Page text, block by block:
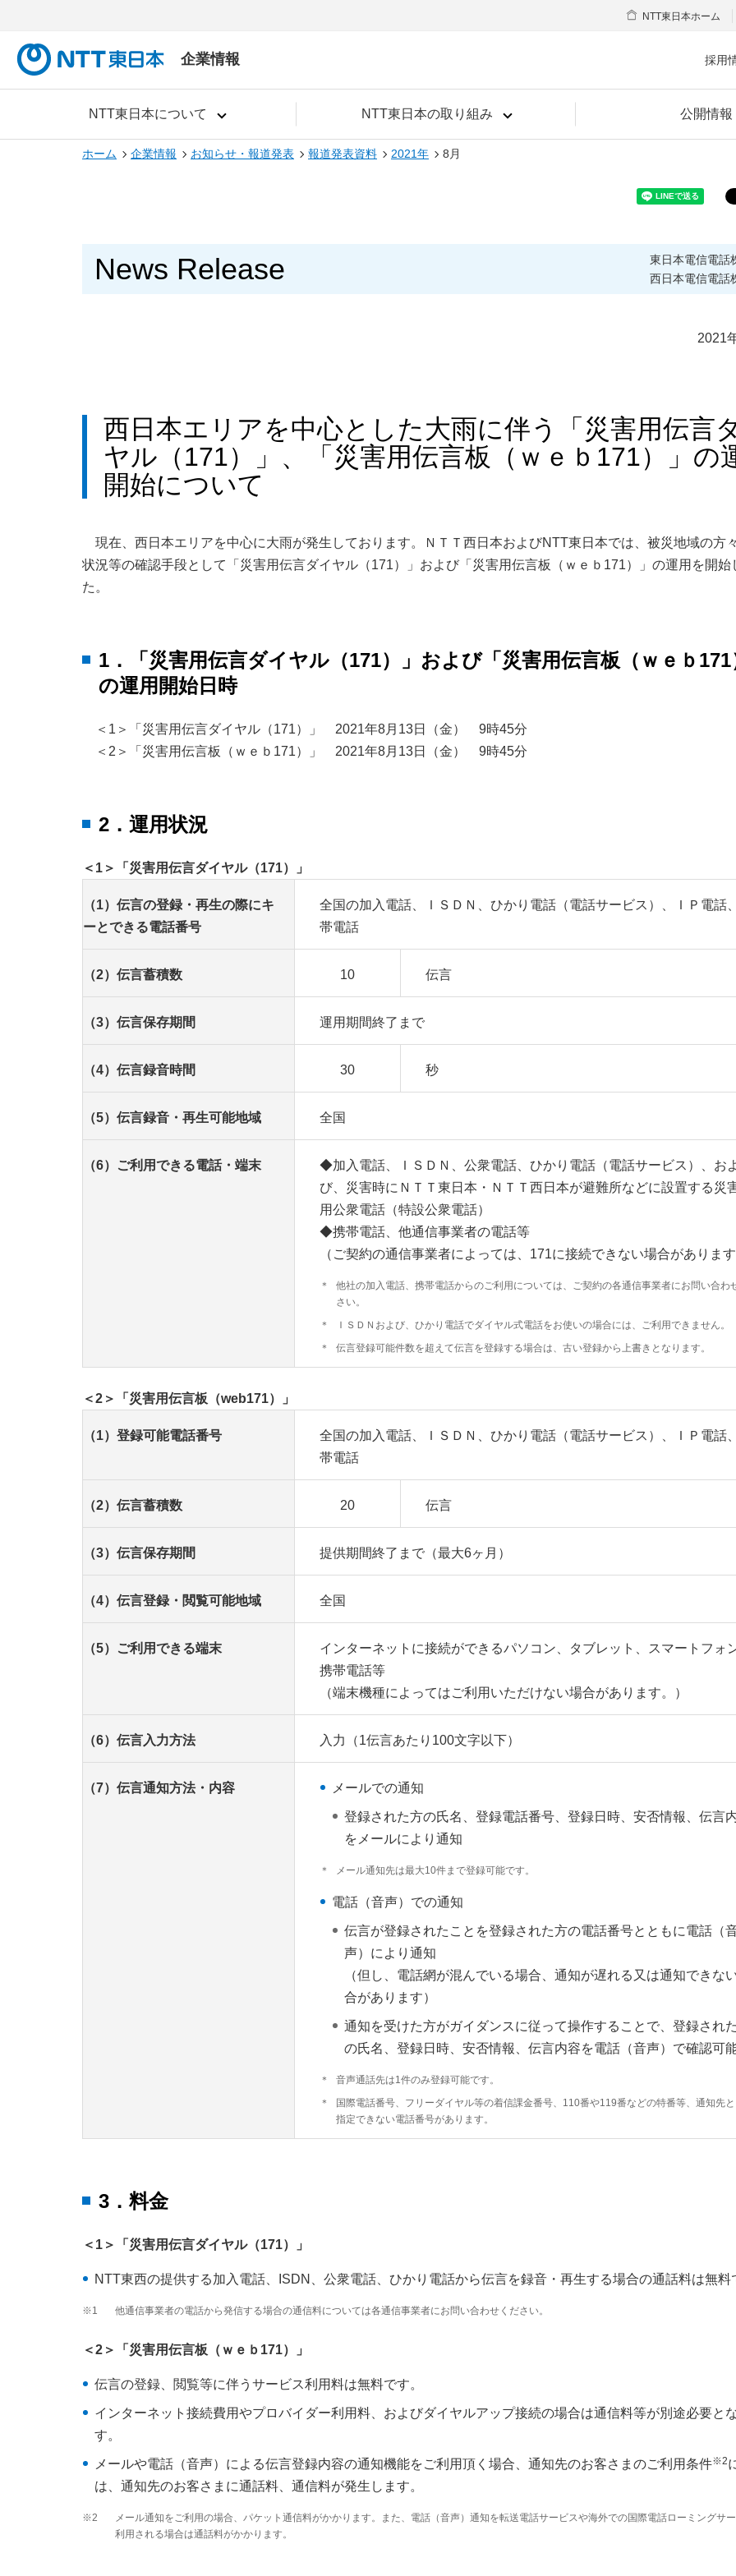
企業情報
NTT東日本について NTT東日本の取り組み 公開情報
NTT東日本ホーム
採用
ホーム 企業情報 お知らせ・報道発表 報道発表資料 2021年 8月
News Release
東日本電信電話
西日本電信電話
2021
西日本エリアを中心とした大雨に伴う「災害用伝言
ヤル（171）」、「災害用伝言板（ｗｅｂ171）」の
開始について
現在、西日本エリアを中心に大雨が発生しております。ＮＴＴ西日本およびNTT東日本では、被災地域の方
状況等の確認手段として「災害用伝言ダイヤル（171）」および「災害用伝言板（ｗｅｂ171）」の運用を開始
た。
1．「災害用伝言ダイヤル（171）」および「災害用伝言板（ｗｅｂ171
の運用開始日時
＜1＞「災害用伝言ダイヤル（171）」 2021年8月13日（金） 9時45分
＜2＞「災害用伝言板（ｗｅｂ171）」 2021年8月13日（金） 9時45分
2．運用状況
＜1＞「災害用伝言ダイヤル（171）」
（1）伝言の登録・再生の際にキ
ーとできる電話番号
全国の加入電話、ＩＳＤＮ、ひかり電話（電話サービス）、ＩＰ電話
帯電話
（2）伝言蓄積数 10 伝言
（3）伝言保存期間 運用期間終了まで
（4）伝言録音時間 30 秒
（5）伝言録音・再生可能地域 全国
（6）ご利用できる電話・端末
◆加入電話、ＩＳＤＮ、公衆電話、ひかり電話（電話サービス）、お
び、災害時にＮＴＴ東日本・ＮＴＴ西日本が避難所などに設置する災
用公衆電話（特設公衆電話）
◆携帯電話、他通信事業者の電話等
（ご契約の通信事業者によっては、171に接続できない場合があります
＊
他社の加入電話、携帯電話からのご利用については、ご契約の各通信事業者にお問い合わ
さい。
＊
ＩＳＤＮおよび、ひかり電話でダイヤル式電話をお使いの場合には、ご利用できません。
＊
伝言登録可能件数を超えて伝言を登録する場合は、古い登録から上書きとなります。
＜2＞「災害用伝言板（web171）」
（1）登録可能電話番号
全国の加入電話、ＩＳＤＮ、ひかり電話（電話サービス）、ＩＰ電話
帯電話
（2）伝言蓄積数 20 伝言
（3）伝言保存期間 提供期間終了まで（最大6ヶ月）
（4）伝言登録・閲覧可能地域 全国
（5）ご利用できる端末
インターネットに接続ができるパソコン、タブレット、スマートフォン
携帯電話等
（端末機種によってはご利用いただけない場合があります。）
（6）伝言入力方法 入力（1伝言あたり100文字以下）
（7）伝言通知方法・内容 メールでの通知
登録された方の氏名、登録電話番号、登録日時、安否情報、伝言
をメールにより通知
＊ メール通知先は最大10件まで登録可能です。
電話（音声）での通知
伝言が登録されたことを登録された方の電話番号とともに電話（
声）により通知
（但し、電話網が混んでいる場合、通知が遅れる又は通知できな
合があります）
通知を受けた方がガイダンスに従って操作することで、登録され
の氏名、登録日時、安否情報、伝言内容を電話（音声）で確認可
＊
音声通話先は1件のみ登録可能です。
＊
国際電話番号、フリーダイヤル等の着信課金番号、110番や119番などの特番等、通知先
指定できない電話番号があります。
3．料金
＜1＞「災害用伝言ダイヤル（171）」
NTT東西の提供する加入電話、ISDN、公衆電話、ひかり電話から伝言を録音・再生する場合の通話料は無料
※1 他通信事業者の電話から発信する場合の通信料については各通信事業者にお問い合わせください。
＜2＞「災害用伝言板（ｗｅｂ171）」
伝言の登録、閲覧等に伴うサービス利用料は無料です。
インターネット接続費用やプロバイダー利用料、およびダイヤルアップ接続の場合は通信料等が別途必要と
す。
メールや電話（音声）による伝言登録内容の通知機能をご利用頂く場合、通知先のお客さまのご利用条件※2
は、通知先のお客さまに通話料、通信料が発生します。
※2
メール通知をご利用の場合、パケット通信料がかかります。また、電話（音声）通知を転送電話サービスや海外での国際電話ローミングサ
利用される場合は通話料がかかります。